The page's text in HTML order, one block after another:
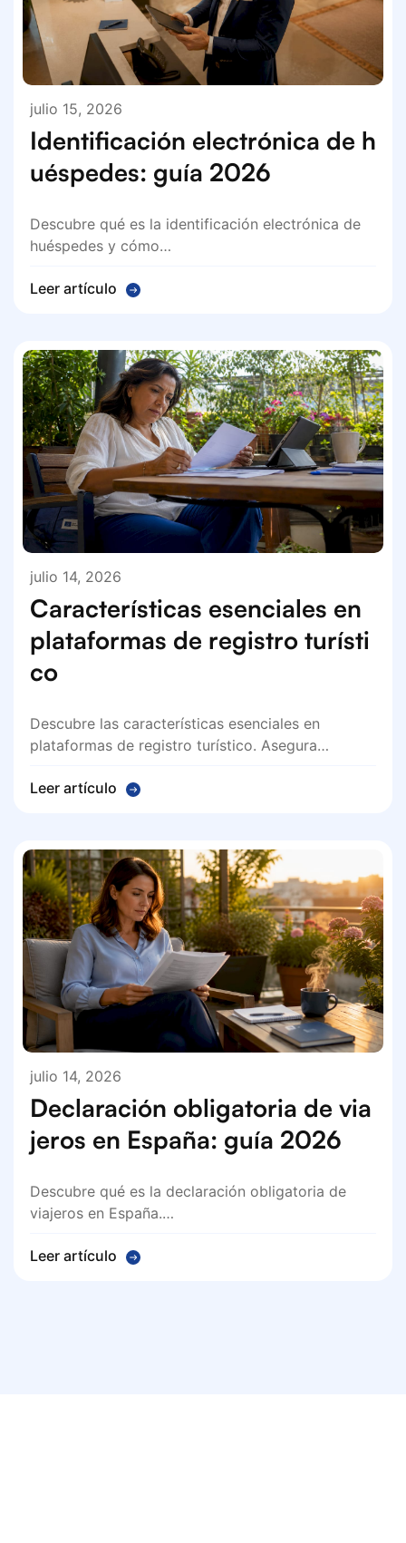
julio 15, 2026
Identificación electrónica de h
uéspedes: guía 2026
Descubre qué es la identificación electrónica de
huéspedes y cómo…
Leer artículo
julio 14, 2026
Características esenciales en
plataformas de registro turísti
co
Descubre las características esenciales en
plataformas de registro turístico. Asegura…
Leer artículo
julio 14, 2026
Declaración obligatoria de via
jeros en España: guía 2026
Descubre qué es la declaración obligatoria de
viajeros en España.…
Leer artículo